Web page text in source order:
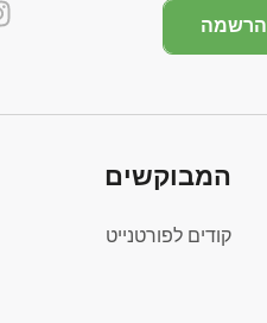
הרשמה
המבוקשים
קודים לפורטנייט